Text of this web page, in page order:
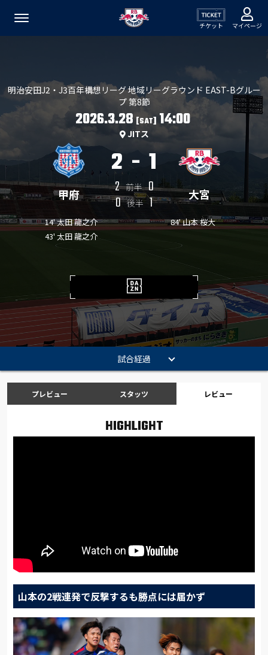
チケット マイページ
明治安田J2・J3百年構想リーグ 地域リーグラウンド EAST-Bグルー
プ 第8節
2026.3.28[SAT]14:00
JITス
甲府
14' 太田 龍之介
43' 太田 龍之介
2 - 1
2 前半 0
0 後半 1 大宮
84' 山本 桜大
試合経過
プレビュー スタッツ レビュー
HIGHLIGHT
山本の2戦連発で反撃するも勝点には届かず